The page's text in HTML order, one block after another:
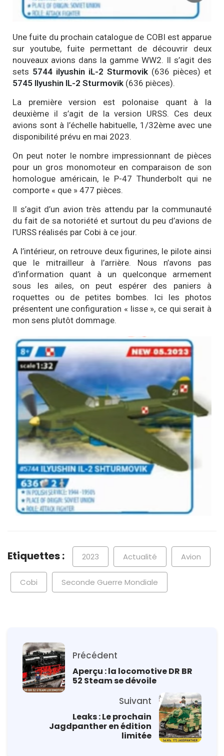
Une fuite du prochain catalogue de COBI est apparue
sur youtube, fuite permettant de découvrir deux
nouveaux avions dans la gamme WW2. Il s’agit des
sets 5744 ilyushin iL-2 Sturmovik (636 pièces) et
5745 Ilyushin IL-2 Sturmovik (636 pièces).
La première version est polonaise quant à la
deuxième il s’agit de la version URSS. Ces deux
avions sont à l’échelle habituelle, 1/32ème avec une
disponibilité prévu en mai 2023.
On peut noter le nombre impressionnant de pièces
pour un gros monomoteur en comparaison de son
homologue américain, le P-47 Thunderbolt qui ne
comporte « que » 477 pièces.
Il s’agit d’un avion très attendu par la communauté
du fait de sa notoriété et surtout du peu d’avions de
l’URSS réalisés par Cobi à ce jour.
A l’intérieur, on retrouve deux figurines, le pilote ainsi
que le mitrailleur à l’arrière. Nous n’avons pas
d’information quant à un quelconque armement
sous les ailes, on peut espérer des paniers à
roquettes ou de petites bombes. Ici les photos
présentent une configuration « lisse », ce qui serait à
mon sens plutôt dommage.
Etiquettes : 2023 Actualité Avion
Cobi Seconde Guerre Mondiale
Précédent
Aperçu : la locomotive DR BR
52 Steam se dévoile
Suivant
Leaks : Le prochain
Jagdpanther en édition
limitée